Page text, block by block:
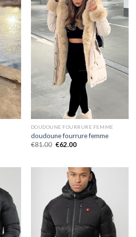
DOUDOUNE FOURRURE FEMME
doudoune fourrure femme
€81.00 €62.00